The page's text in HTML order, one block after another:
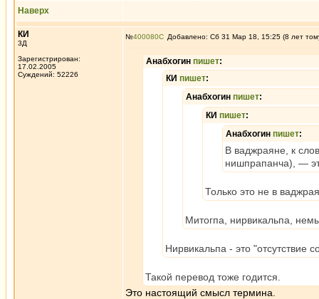
Наверх
КИ
3Д
Зарегистрирован:
17.02.2005
Суждений: 52226
№400080 Добавлено: Сб 31 Мар 18, 15:25 (8 лет
Анабхогин пишет:
КИ пишет:
Анабхогин пишет:
КИ пишет:
Анабхогин пишет:
В ваджраяне, к
нишпрапанча), —
Только это не в
Митогпа, нирвикальпа,
Нирвикальпа - это "отсутствие
Такой перевод тоже годится.
Это настоящий смысл термина.